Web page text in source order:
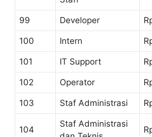
99 Developer
100 Intern
101 IT Support
102 Operator
103 Staf Administrasi
104
Staf Administrasi